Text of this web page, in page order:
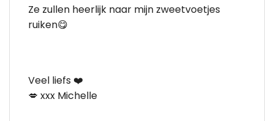
Ze zullen heerlijk naar mijn zweetvoetjes
ruiken😋
Veel liefs ❤️
💋 xxx Michelle